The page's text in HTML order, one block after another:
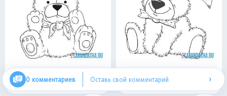
Мягкий плюшевый
медведь
мишка
0 комментариев Оставь свой комментарий ›